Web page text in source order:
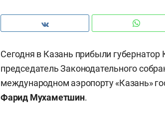
Сегодня в Казань прибыли губернатор
председатель Законодательного
международном аэропорту «Казань»
Фарид Мухаметшин.